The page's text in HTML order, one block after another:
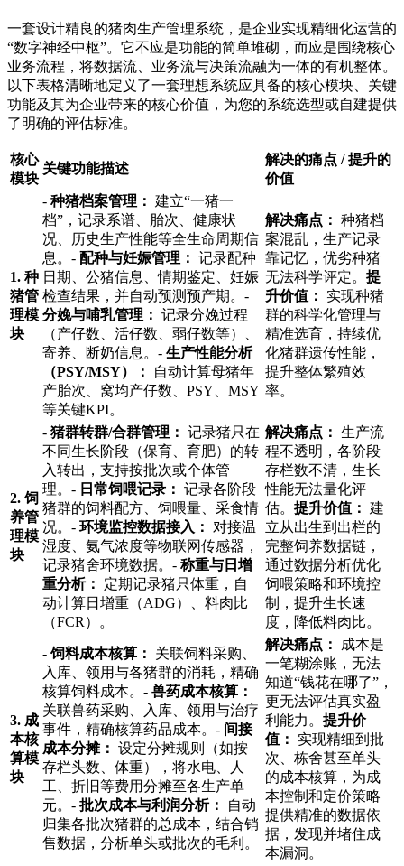
一套设计精良的猪肉生产管理系统，是企业实现精细化运营的
“数字神经中枢”。它不应是功能的简单堆砌，而应是围绕核心
业务流程，将数据流、业务流与决策流融为一体的有机整体。
以下表格清晰地定义了一套理想系统应具备的核心模块、关键
功能及其为企业带来的核心价值，为您的系统选型或自建提供
了明确的评估标准。
核心
模块
关键功能描述
解决的痛点 / 提升的
价值
1. 种
猪管
理模
块
- 种猪档案管理： 建立“一猪一
档”，记录系谱、胎次、健康状
况、历史生产性能等全生命周期信
息。- 配种与妊娠管理： 记录配种
日期、公猪信息、情期鉴定、妊娠
检查结果，并自动预测预产期。-
分娩与哺乳管理： 记录分娩过程
（产仔数、活仔数、弱仔数等）、
寄养、断奶信息。- 生产性能分析
（PSY/MSY）：
自动计算母猪年
产胎次、窝均产仔数、PSY、MSY
等关键KPI。
解决痛点： 种猪档
案混乱，生产记录
靠记忆，优劣种猪
无法科学评定。 提
升价值：
实现种猪
群的科学化管理与
精准选育，持续优
化猪群遗传性能，
提升整体繁殖效
率。
2. 饲
养管
理模
块
- 猪群转群/合群管理： 记录猪只在
不同生长阶段（保育、育肥）的转
入转出，支持按批次或个体管
理。- 日常饲喂记录： 记录各阶段
猪群的饲料配方、饲喂量、采食情
况。- 环境监控数据接入：
对接温
湿度、氨气浓度等物联网传感器，
记录猪舍环境数据。- 称重与日增
重分析：
定期记录猪只体重，自
动计算日增重（ADG）、料肉比
（FCR）。
解决痛点： 生产流
程不透明，各阶段
存栏数不清，生长
性能无法量化评
估。 提升价值： 建
立从出生到出栏的
完整饲养数据链，
通过数据分析优化
饲喂策略和环境控
制，提升生长速
度，降低料肉比。
3. 成
本核
算模
块
-饲料成本核算：
关联饲料采购、
入库、领用与各猪群的消耗，精确
核算饲料成本。- 兽药成本核算：
关联兽药采购、入库、领用与治疗
事件，精确核算药品成本。- 间接
成本分摊： 设定分摊规则（如按
存栏头数、体重），将水电、人
工、折旧等费用分摊至各生产单
元。- 批次成本与利润分析：
自动
归集各批次猪群的总成本，结合销
售数据，分析单头或批次的毛利。
解决痛点：
成本是
一笔糊涂账，无法
知道“钱花在哪了”，
更无法评估真实盈
利能力。 提升价
值：
实现精细到批
次、栋舍甚至单头
的成本核算，为成
本控制和定价策略
提供精准的数据依
据，发现并堵住成
本漏洞。